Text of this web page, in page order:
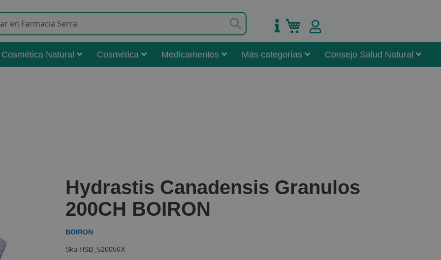
Mi carrito
Cosmética Natural Cosmética Medicamentos Más categorías Consejo Salud Natural
Hydrastis Canadensis Granulos
200CH BOIRON
BOIRON
HSB_526056X